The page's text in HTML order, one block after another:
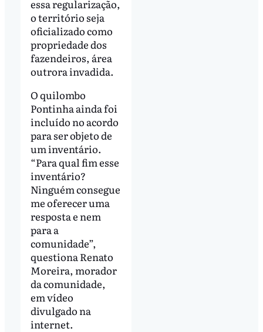
essa regularização,
o território seja
oficializado como
propriedade dos
fazendeiros, área
outrora invadida.
O quilombo
Pontinha ainda foi
incluído no acordo
para ser objeto de
um inventário.
“Para qual fim esse
inventário?
Ninguém consegue
me oferecer uma
resposta e nem
para a
comunidade”,
questiona Renato
Moreira, morador
da comunidade,
em vídeo
divulgado na
internet.